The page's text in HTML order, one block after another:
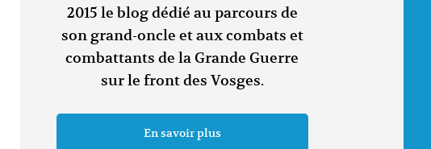
2015 le blog dédié au parcours de
son grand-oncle et aux combats et
combattants de la Grande Guerre
sur le front des Vosges.
En savoir plus